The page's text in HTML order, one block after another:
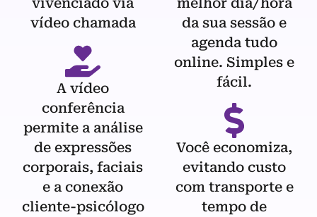
vivenciado via
vídeo chamada
A vídeo
conferência
permite a análise
de expressões
corporais, faciais
e a conexão
cliente-psicólogo
melhor dia/hora
da sua sessão e
agenda tudo
online. Simples e
fácil.
Você economiza,
evitando custo
com transporte e
tempo de